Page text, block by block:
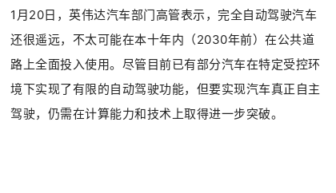
1月20日，英伟达汽车部门高管表示，完全自动驾驶汽车
还很遥远，不太可能在本十年内（2030年前）在公共道
路上全面投入使用。尽管目前已有部分汽车在特定受控环
境下实现了有限的自动驾驶功能，但要实现汽车真正自主
驾驶，仍需在计算能力和技术上取得进一步突破。